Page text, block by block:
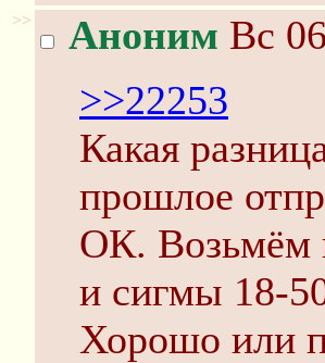
>> Аноним Вс
>>22253
Какая
прошлое
ОК. Возьмём
и сигмы 18-
Хорошо или